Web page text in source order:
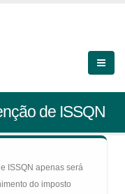
de ISSQN
ISSQN apenas será
do imposto